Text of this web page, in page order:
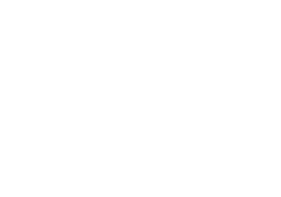
esquentador - erro D4